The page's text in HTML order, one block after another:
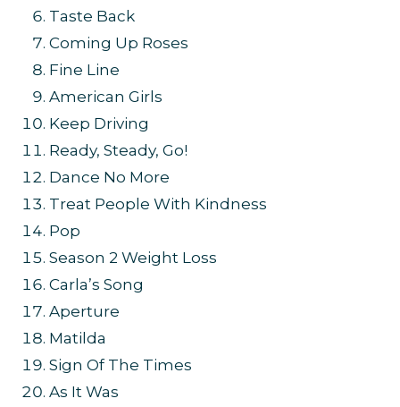
Taste Back
Coming Up Roses
Fine Line
American Girls
Keep Driving
Ready, Steady, Go!
Dance No More
Treat People With Kindness
Pop
Season 2 Weight Loss
Carla’s Song
Aperture
Matilda
Sign Of The Times
As It Was